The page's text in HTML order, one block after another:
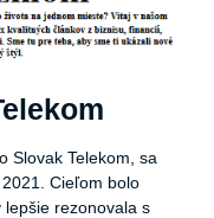
Slovak Telekom, sa
Cieľom bolo
rezonovala s